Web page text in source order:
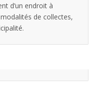
d’un endroit à
de collectes,